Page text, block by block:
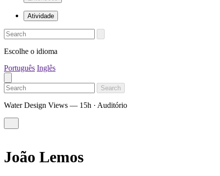
Atividade
Escolhe o idioma
Português Inglês
Search
Water Design Views — 15h · Auditório
João Lemos